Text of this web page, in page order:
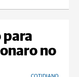
para
no